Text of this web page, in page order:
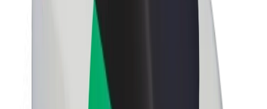
O firmie Bolt
Zrównoważony rozwój w Bolt
Projekt Zero
Biuro prasowe